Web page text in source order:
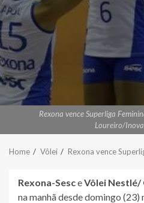
Rexona vence Superliga
Loureiro/
Home Vôlei Rexona vence
Rexona-SesceVôlei Nestlé/
na manhã desde domingo (23)